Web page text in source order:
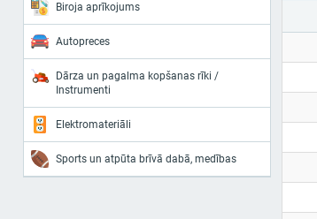
Biroja aprīkojums
Autopreces
Dārza un pagalma kopšanas rīki /
Instrumenti
Elektromateriāli
Sports un atpūta brīvā dabā, medības